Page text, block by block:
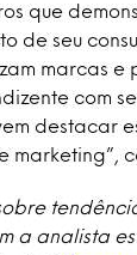
que
de seu
marcas e
com
destacar
marketing”,
a analista